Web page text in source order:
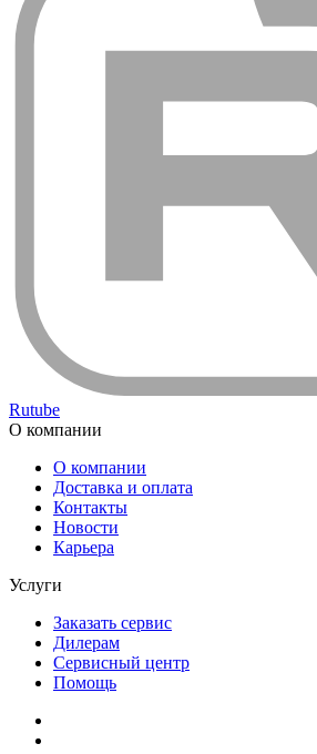
Rutube
О компании
О компании
Доставка и оплата
Контакты
Новости
Карьера
Услуги
Заказать сервис
Дилерам
Сервисный центр
Помощь